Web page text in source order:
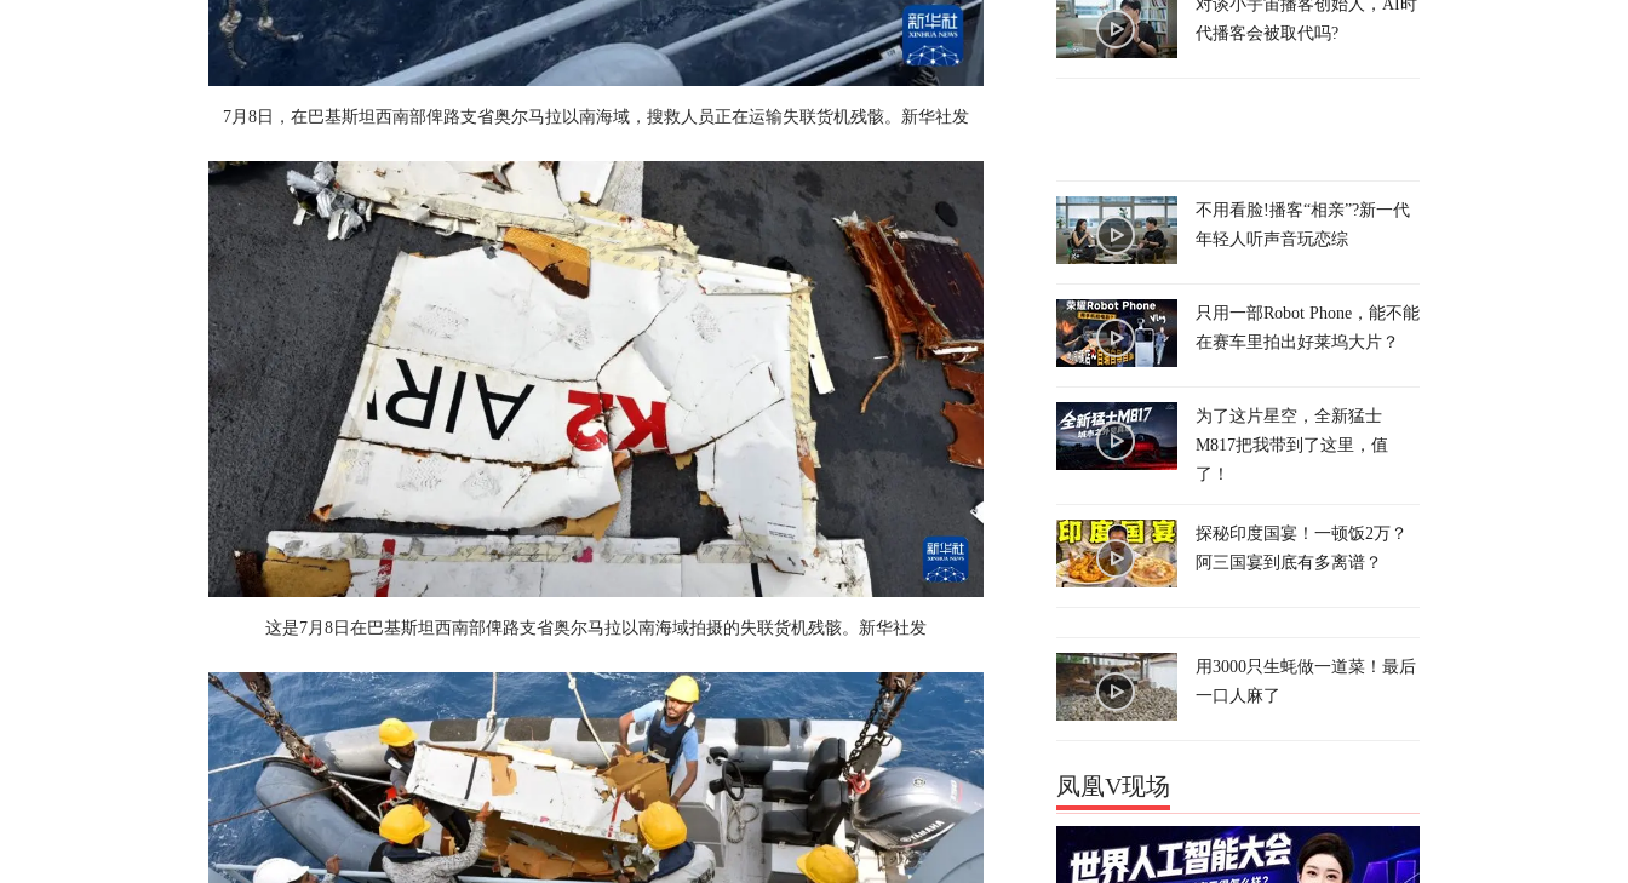
7月8日，在巴基斯坦西南部俾路支省奥尔马拉以南海域，搜救人员正在运输失联货机残骸。新华社发
这是7月8日在巴基斯坦西南部俾路支省奥尔马拉以南海域拍摄的失联货机残骸。新华社发
对谈小宇宙播客创始人，AI时
代播客会被取代吗?
不用看脸!播客“相亲”?新一代
年轻人听声音玩恋综
只用一部Robot Phone，能不能
在赛车里拍出好莱坞大片？
为了这片星空，全新猛士
M817把我带到了这里，值
了！
探秘印度国宴！一顿饭2万？
阿三国宴到底有多离谱？
用3000只生蚝做一道菜！最后
一口人麻了
凤凰V现场